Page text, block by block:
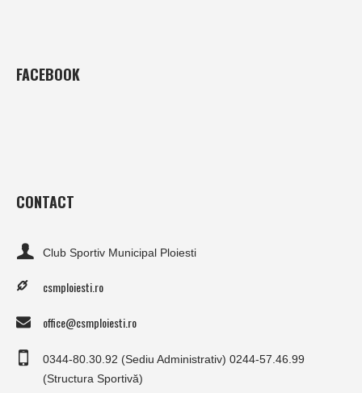
FACEBOOK
CONTACT
Club Sportiv Municipal Ploiesti
csmploiesti.ro
office@csmploiesti.ro
0344-80.30.92 (Sediu Administrativ) 0244-57.46.99
(Structura Sportivă)